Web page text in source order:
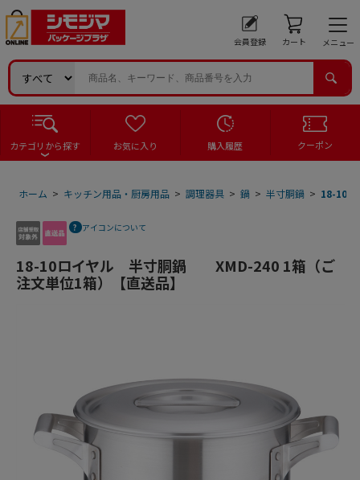
会員登録 カート メニュー
カテゴリから探す お気に入り 購入履歴 クーポン
ホーム > キッチン用品・厨房用品 > 調理器具 > 鍋 > 半寸胴鍋 > 18-10
アイコンについて
18-10ロイヤル 半寸胴鍋 XMD-240 1箱（ご
注文単位1箱）【直送品】